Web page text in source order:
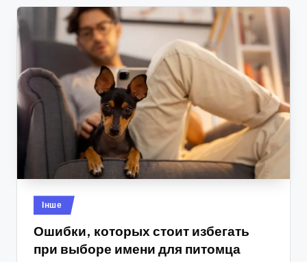
Опубліковано
у
Інше
Ошибки, которых стоит избегать
при выборе имени для питомца